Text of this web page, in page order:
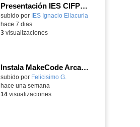
Presentación IES CIFPD Ignacio Ellacuría
Contenido educativo.
subido por IES Ignacio Ellacuria
hace 7 dias
3visualizaciones
Instala MakeCode Arcade para trabajar offline en tu tablet, ordenador, Chromebook
Contenido educativo.
subido por Felicisimo G.
hace una semana
14visualizaciones